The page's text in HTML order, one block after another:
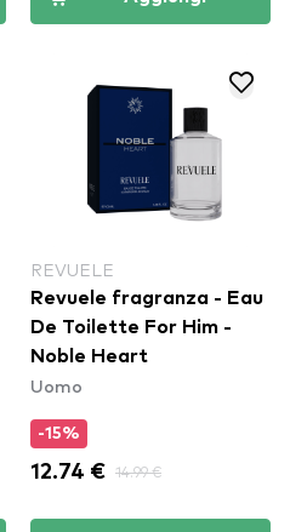
REVUELE
Revuele fragranza - Eau
De Toilette For Him -
Noble Heart
Uomo
-15%
12.74 € 14.99 €